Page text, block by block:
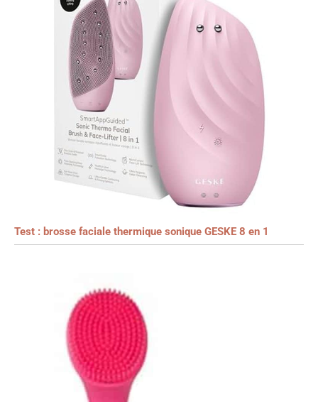
Test : brosse faciale thermique sonique GESKE 8 en 1